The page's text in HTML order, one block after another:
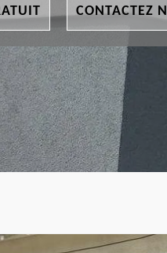
CONTACTEZ